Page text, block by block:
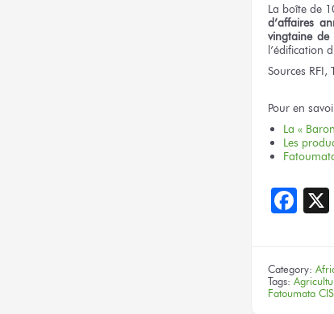
La boîte de
d’affaires
vingtaine de
l’édification
Sources RFI,
Pour en
La «
Les
Category:
Tags:
Fatoumata